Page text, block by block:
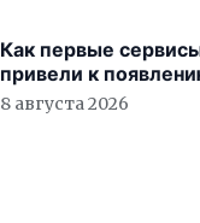
Как первые
привели к
8 августа 2026